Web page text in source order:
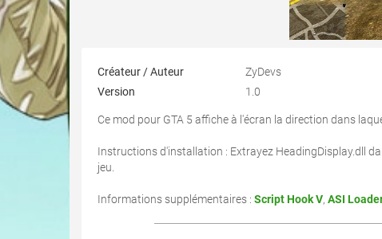
Créateur / Auteur ZyDevs
Version
1.0
Ce mod pour GTA 5 affiche à l'écran la direction dans
Instructions d'installation : Extrayez HeadingDisplay.dll
jeu.
Informations supplémentaires : Script Hook V, ASI